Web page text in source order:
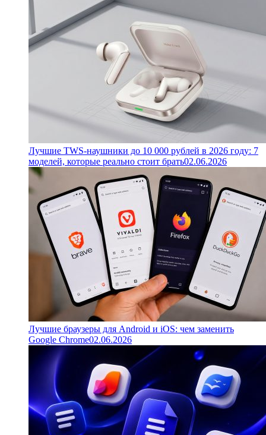
Лучшие TWS-наушники до 10 000 рублей в 2026 году: 7
моделей, которые реально стоит брать02.06.2026
Лучшие браузеры для Android и iOS: чем заменить
Google Chrome02.06.2026